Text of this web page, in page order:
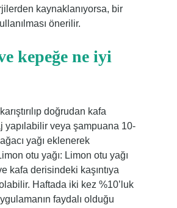
kaynaklanıyorsa, bir
önerilir.
kepeğe ne iyi
doğrudan kafa
yapılabilir veya şampuana 10-
yağı eklenerek
otu yağı: Limon otu yağı
kafa derisindeki kaşıntıya
Haftada iki kez %10’luk
faydalı olduğu